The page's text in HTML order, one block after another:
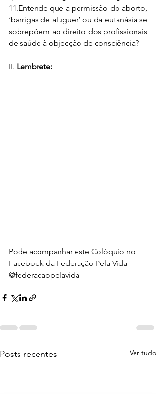
11.Entende que a permissão do aborto,
‘barrigas de aluguer’ ou da eutanásia se
sobrepõem ao direito dos profissionais
de saúde à objecção de consciência?
II. Lembrete:
Pode acompanhar este Colóquio no
Facebook da Federação Pela Vida
@federacaopelavida
Posts recentes Ver tudo